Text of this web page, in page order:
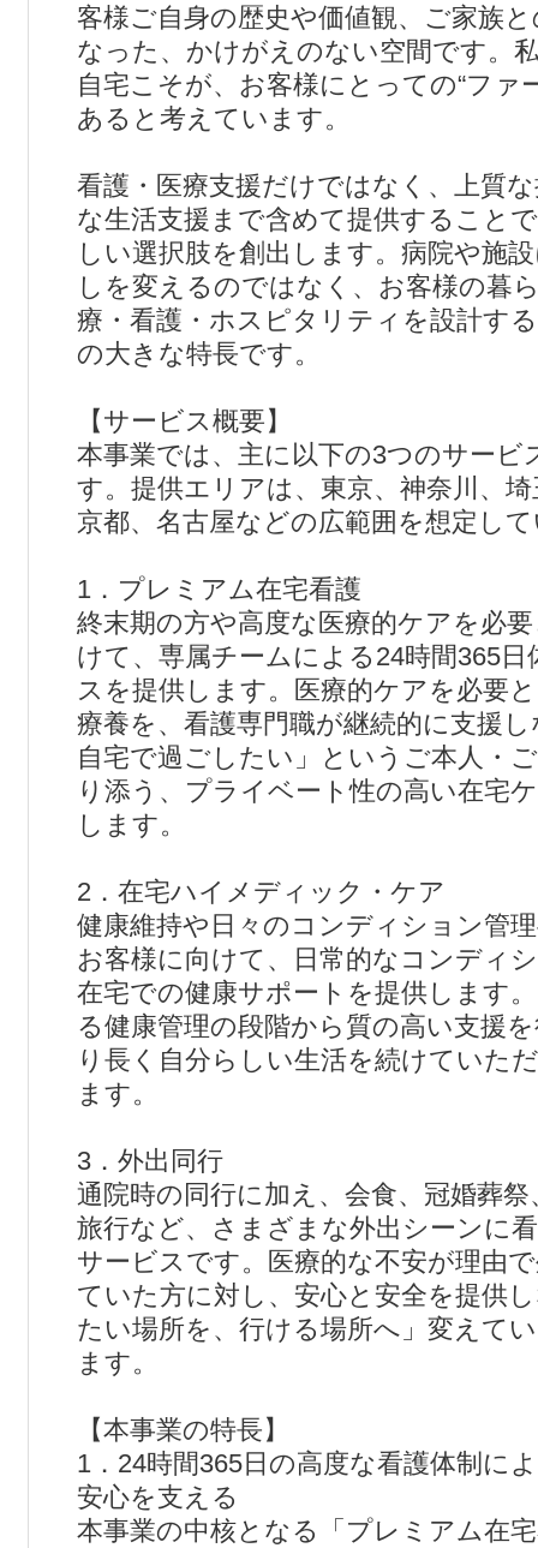
客様ご自身の歴史や価値観、ご家族
なった、かけがえのない空間です。
自宅こそが、お客様にとっての“ファ
あると考えています。
看護・医療支援だけではなく、上質
な生活支援まで含めて提供すること
しい選択肢を創出します。病院や施
しを変えるのではなく、お客様の暮
療・看護・ホスピタリティを設計す
の大きな特長です。
【サービス概要】
本事業では、主に以下の3つのサービ
す。提供エリアは、東京、神奈川、
京都、名古屋などの広範囲を想定し
1．プレミアム在宅看護
終末期の方や高度な医療的ケアを必
けて、専属チームによる24時間365日
スを提供します。医療的ケアを必要
療養を、看護専門職が継続的に支援
自宅で過ごしたい」というご本人・
り添う、プライベート性の高い在宅
します。
2．在宅ハイメディック・ケア
健康維持や日々のコンディション管
お客様に向けて、日常的なコンディ
在宅での健康サポートを提供します
る健康管理の段階から質の高い支援
り長く自分らしい生活を続けていた
ます。
3．外出同行
通院時の同行に加え、会食、冠婚葬
旅行など、さまざまな外出シーンに
サービスです。医療的な不安が理由
ていた方に対し、安心と安全を提供
たい場所を、行ける場所へ」変えて
ます。
【本事業の特長】
1．24時間365日の高度な看護体制に
安心を支える
本事業の中核となる「プレミアム在